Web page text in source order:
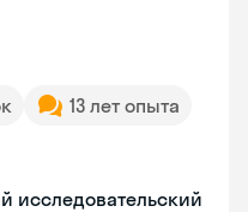
13 лет опыта
исследовательский